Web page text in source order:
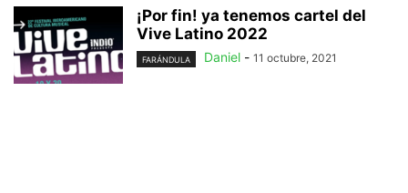
¡Por fin! ya tenemos cartel del
Vive Latino 2022
FARÁNDULA Daniel - 11 octubre, 2021